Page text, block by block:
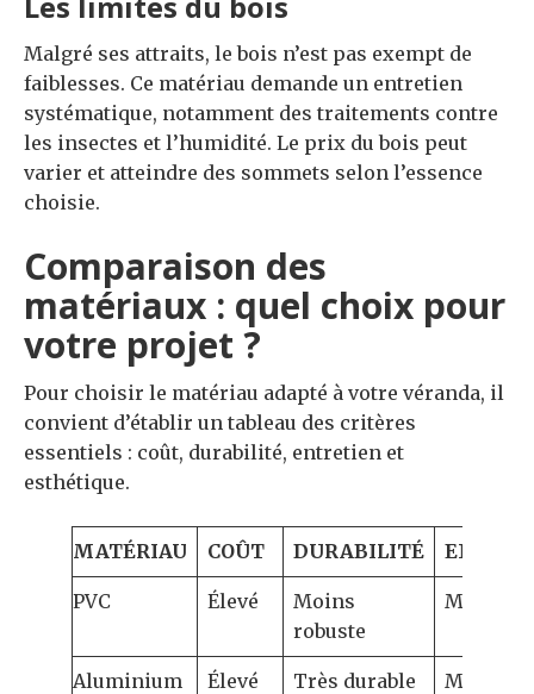
Malgré ses attraits, le bois n’est pas exempt de
faiblesses. Ce matériau demande un entretien
systématique, notamment des traitements contre
les insectes et l’humidité. Le prix du bois peut
varier et atteindre des sommets selon l’essence
choisie.
Comparaison des
matériaux : quel choix pour
votre projet ?
Pour choisir le matériau adapté à votre véranda, il
convient d’établir un tableau des critères
essentiels : coût, durabilité, entretien et
esthétique.
MATÉRIAU COÛT DURABILITÉ
PVC Élevé
Moins
robuste
Minime
Aluminium Élevé Très durable Minime